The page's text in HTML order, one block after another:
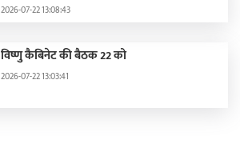
2026-07-22 13:08:43
विष्णु कैबिनेट की बैठक 22 को
2026-07-22 13:03:41